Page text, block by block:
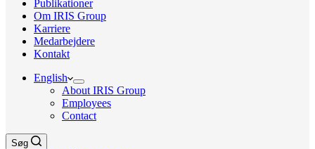
Publikationer
Om IRIS Group
Karriere
Medarbejdere
Kontakt
English
About IRIS Group
Employees
Contact
Søg